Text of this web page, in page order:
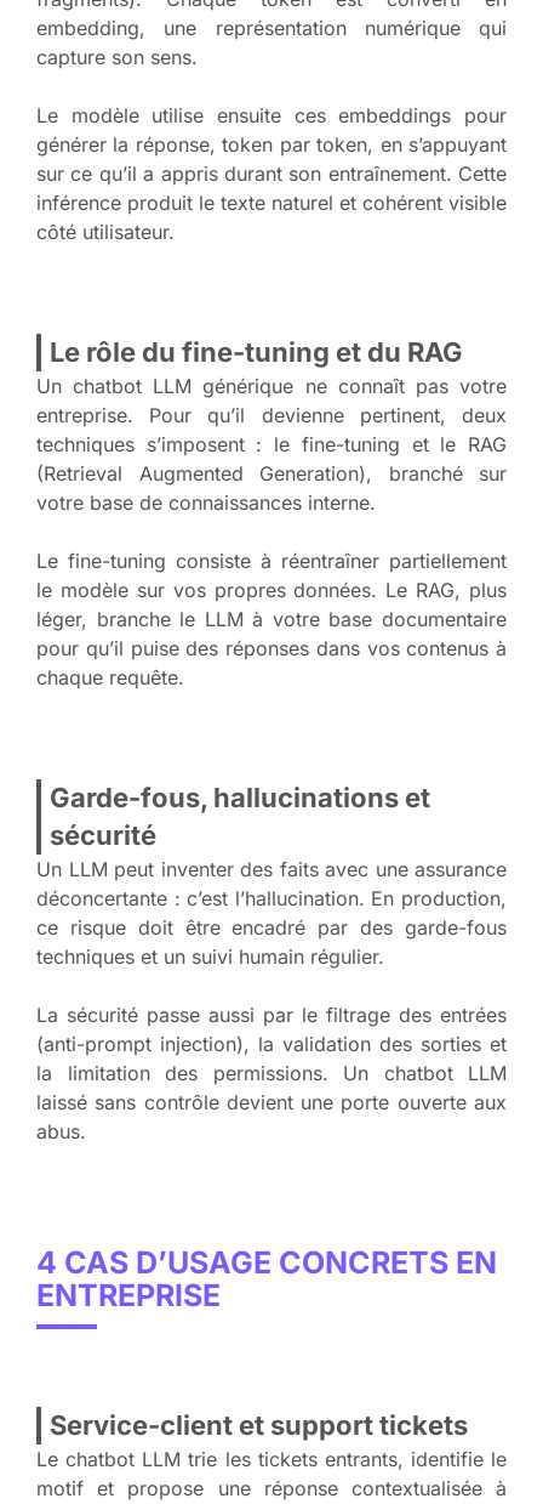
embedding, une représentation numérique qui
capture son sens.
Le modèle utilise ensuite ces embeddings pour
générer la réponse, token par token, en s’appuyant
sur ce qu’il a appris durant son entraînement. Cette
inférence produit le texte naturel et cohérent visible
côté utilisateur.
Le rôle du fine-tuning et du RAG
Un chatbot LLM générique ne connaît pas votre
entreprise. Pour qu’il devienne pertinent, deux
techniques s’imposent : le fine-tuning et le RAG
(Retrieval Augmented Generation), branché sur
votre base de connaissances interne.
Le fine-tuning consiste à réentraîner partiellement
le modèle sur vos propres données. Le RAG, plus
léger, branche le LLM à votre base documentaire
pour qu’il puise des réponses dans vos contenus à
chaque requête.
Garde-fous, hallucinations et
sécurité
Un LLM peut inventer des faits avec une assurance
déconcertante : c’est l’hallucination. En production,
ce risque doit être encadré par des garde-fous
techniques et un suivi humain régulier.
La sécurité passe aussi par le filtrage des entrées
(anti-prompt injection), la validation des sorties et
la limitation des permissions. Un chatbot LLM
laissé sans contrôle devient une porte ouverte aux
abus.
4 CAS D’USAGE CONCRETS EN
ENTREPRISE
Service-client et support tickets
Le chatbot LLM trie les tickets entrants, identifie le
motif et propose une réponse contextualisée à